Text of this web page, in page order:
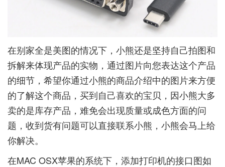
在别家全是美图的情况下，小熊还是坚持自己拍图和
拆解来体现产品的实物，通过图片向您表达这个产品
的细节，希望你通过小熊的商品介绍中的图片来方便
的了解这个商品，买到自己喜欢的宝贝，因小熊大多
卖的是库存产品，难免会出现质量或成色方面的问
题，收到货有问题可以直接联系小熊，小熊会马上给
你解决。
在MAC OSX苹果的系统下，添加打印机的接口图如